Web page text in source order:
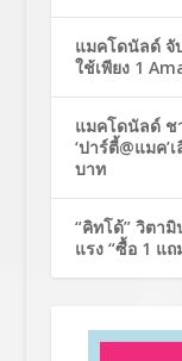
แมคโดนัลด์ จั
ใช้เพียง 1
แมคโดนัลด์ ช
‘ปาร์ตี้@แมค’
บาท
“คิทโด้” วิตา
แรง “ซื้อ 1 แถ